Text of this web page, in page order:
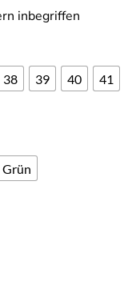
inbegriffen
38 39 40
41
Grün